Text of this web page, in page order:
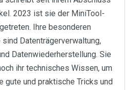
2023 ist sie der MiniTool-
Ihre besonderen
Datenträgerverwaltung,
Datenwiederherstellung. Sie
ihr technisches Wissen, um
gute und praktische Tricks und